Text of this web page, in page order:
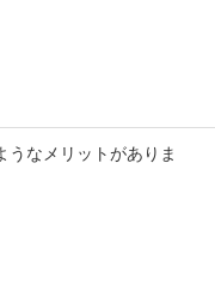
うなメリットがありま